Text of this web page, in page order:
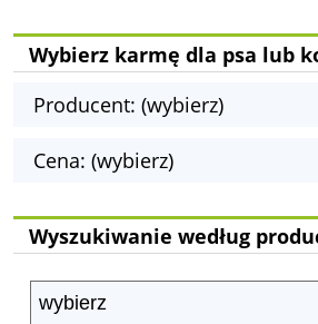
Wybierz karmę dla psa lub
Producent: (wybierz)
Cena: (wybierz)
Wyszukiwanie według